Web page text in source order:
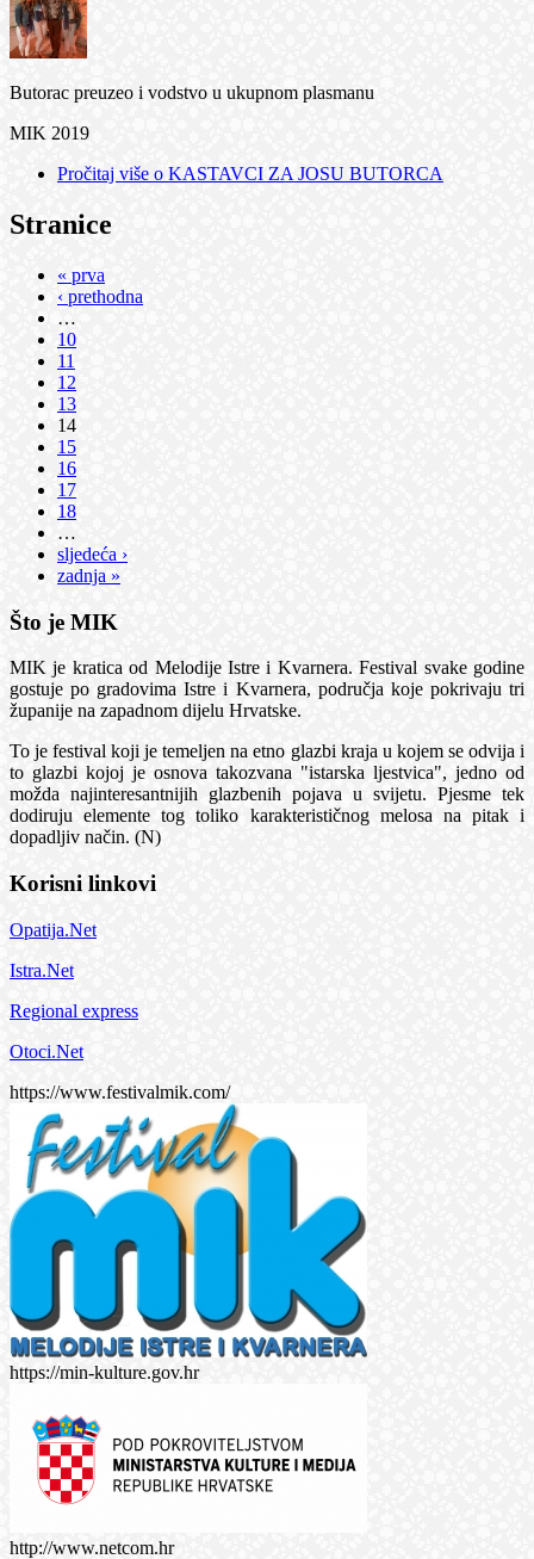
Butorac preuzeo i vodstvo u ukupnom plasmanu
MIK 2019
Pročitaj više o KASTAVCI ZA JOSU BUTORCA
Stranice
« prva
‹ prethodna
…
10
11
12
13
14
15
16
17
18
…
sljedeća ›
zadnja »
Što je MIK
MIK je kratica od Melodije Istre i Kvarnera. Festival svake godine
gostuje po gradovima Istre i Kvarnera, područja koje pokrivaju tri
županije na zapadnom dijelu Hrvatske.
To je festival koji je temeljen na etno glazbi kraja u kojem se odvija i
to glazbi kojoj je osnova takozvana "istarska ljestvica", jedno od
možda najinteresantnijih glazbenih pojava u svijetu. Pjesme tek
dodiruju elemente tog toliko karakterističnog melosa na pitak i
dopadljiv način. (N)
Korisni linkovi
Opatija.Net
Istra.Net
Regional express
Otoci.Net
https://www.festivalmik.com/
https://min-kulture.gov.hr
http://www.netcom.hr